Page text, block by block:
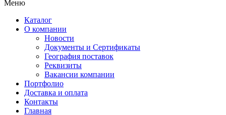
Меню
Каталог
О компании
Новости
Документы и Сертификаты
География поставок
Реквизиты
Вакансии компании
Портфолио
Доставка и оплата
Контакты
Главная